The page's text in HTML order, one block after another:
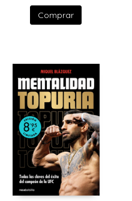
Comprar